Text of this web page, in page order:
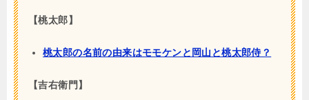
【桃太郎】
桃太郎の名前の由来はモモケンと岡山と桃太郎侍？
【吉右衛門】